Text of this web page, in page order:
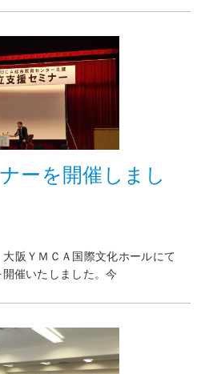
ーを開催しまし
阪ＹＭＣＡ国際文化ホールにて
開催いたしました。今